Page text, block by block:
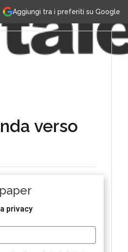
Aggiungi tra i preferiti su Google
verso
privacy